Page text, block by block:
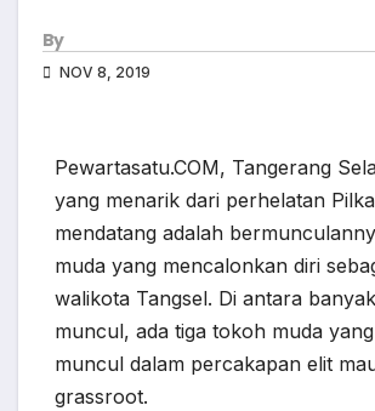
By
NOV 8, 2019
Pewartasatu.COM, Tangerang
yang menarik dari perhelatan
mendatang adalah
muda yang mencalonkan diri
walikota Tangsel. Di antara
muncul, ada tiga tokoh muda
muncul dalam percakapan elit
grassroot.